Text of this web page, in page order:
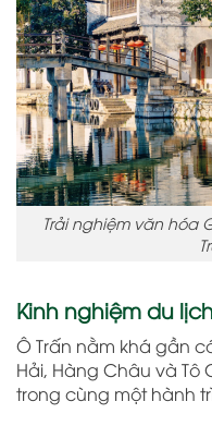
Trải nghiệm văn hóa
Kinh nghiệm du
Ô Trấn nằm khá gần
Hải, Hàng Châu và Tô
trong cùng một hành